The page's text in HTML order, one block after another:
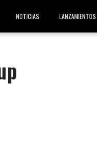
NOTICIAS LANZAMIENTOS